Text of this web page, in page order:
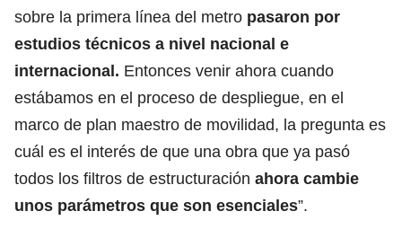
sobre la primera línea del metro pasaron por
estudios técnicos a nivel nacional e
internacional. Entonces venir ahora cuando
estábamos en el proceso de despliegue, en el
marco de plan maestro de movilidad, la pregunta es
cuál es el interés de que una obra que ya pasó
todos los filtros de estructuración ahora cambie
unos parámetros que son esenciales”.